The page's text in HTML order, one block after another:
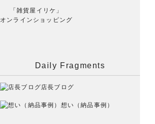
「雑貨屋イリケ」
オンラインショッピング
Daily Fragments
店長ブログ
想い（納品事例）